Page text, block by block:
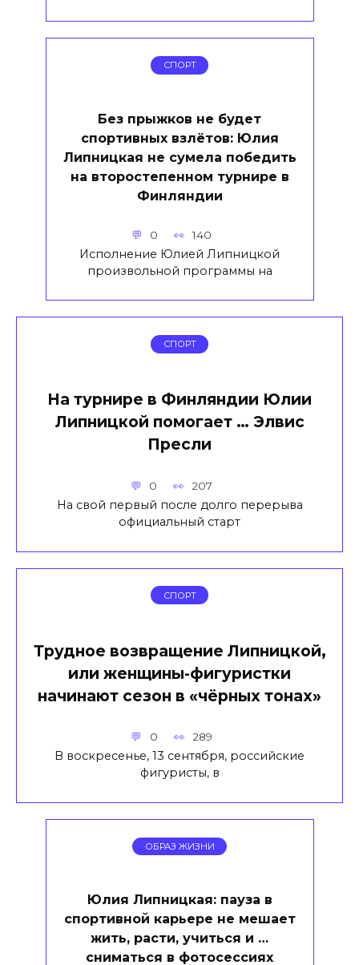
СПОРТ
Без прыжков не будет
спортивных взлётов: Юлия
Липницкая не сумела победить
на второстепенном турнире в
Финляндии
0 140
Исполнение Юлией Липницкой
произвольной программы на
СПОРТ
На турнире в Финляндии Юлии
Липницкой помогает … Элвис
Пресли
0 207
На свой первый после долго перерыва
официальный старт
СПОРТ
Трудное возвращение Липницкой,
или женщины-фигуристки
начинают сезон в «чёрных тонах»
0 289
В воскресенье, 13 сентября, российские
фигуристы, в
ОБРАЗ ЖИЗНИ
Юлия Липницкая: пауза в
спортивной карьере не мешает
жить, расти, учиться и …
сниматься в фотосессиях